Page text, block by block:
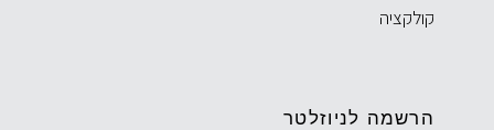
קולקציה
הרשמה לניוזלטר